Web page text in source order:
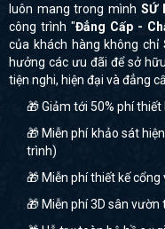
luôn mang trong mình SỨ
công trình "Đẳng Cấp -
của khách hàng không chỉ
hưởng các ưu đãi để sở
tiện nghi, hiện đại và đẳng
🎁 Giảm tới 50% phí
🎁 Miễn phí khảo sát
trình)
🎁 Miễn phí thiết kế
🎁 Miễn phí 3D sân